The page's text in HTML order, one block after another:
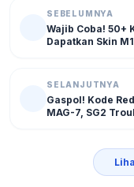
SEBELUMNYA
Wajib Coba! 50+
Dapatkan Skin
SELANJUTNYA
Gaspol! Kode
MAG-7, SG2